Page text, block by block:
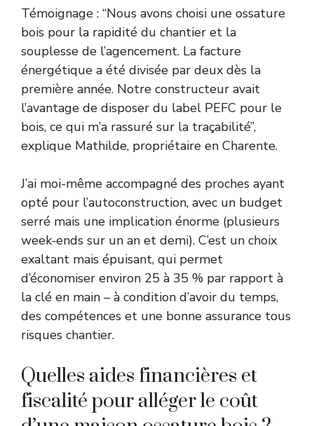
Témoignage : “Nous avons choisi une ossature
bois pour la rapidité du chantier et la
souplesse de l’agencement. La facture
énergétique a été divisée par deux dès la
première année. Notre constructeur avait
l’avantage de disposer du label PEFC pour le
bois, ce qui m’a rassuré sur la traçabilité”,
explique Mathilde, propriétaire en Charente.
J’ai moi-même accompagné des proches ayant
opté pour l’autoconstruction, avec un budget
serré mais une implication énorme (plusieurs
week-ends sur un an et demi). C’est un choix
exaltant mais épuisant, qui permet
d’économiser environ 25 à 35 % par rapport à
la clé en main – à condition d’avoir du temps,
des compétences et une bonne assurance tous
risques chantier.
Quelles aides financières et
fiscalité pour alléger le coût